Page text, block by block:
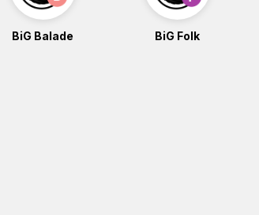
BiG Balade BiG Folk